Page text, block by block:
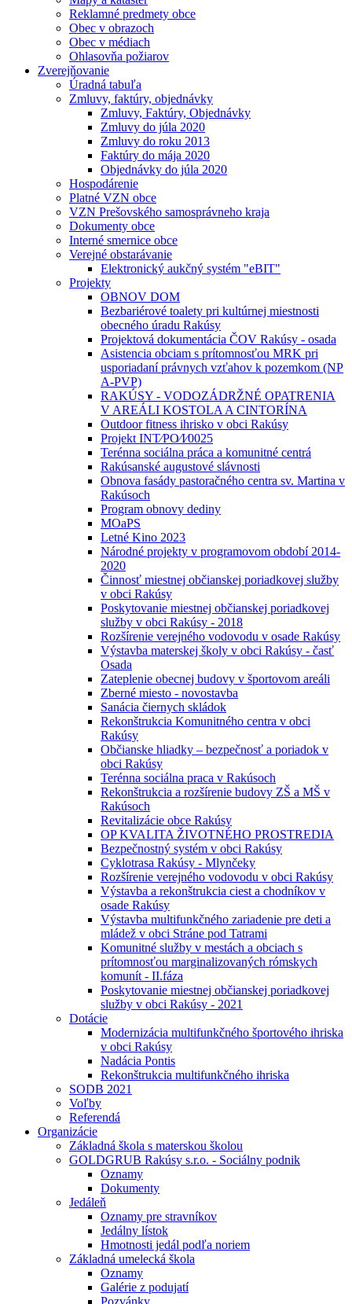
Reklamné predmety obce
Obec v obrazoch
Obec v médiach
Ohlasovňa požiarov
Zverejňovanie
Úradná tabuľa
Zmluvy, faktúry, objednávky
Zmluvy, Faktúry, Objednávky
Zmluvy do júla 2020
Zmluvy do roku 2013
Faktúry do mája 2020
Objednávky do júla 2020
Hospodárenie
Platné VZN obce
VZN Prešovského samosprávneho kraja
Dokumenty obce
Interné smernice obce
Verejné obstarávanie
Elektronický aukčný systém "eBIT"
Projekty
OBNOV DOM
Bezbariérové toalety pri kultúrnej miestnosti
obecného úradu Rakúsy
Projektová dokumentácia ČOV Rakúsy - osada
Asistencia obciam s prítomnosťou MRK pri
usporiadaní právnych vzťahov k pozemkom (NP
A-PVP)
RAKÚSY - VODOZÁDRŽNÉ OPATRENIA
V AREÁLI KOSTOLA A CINTORÍNA
Outdoor fitness ihrisko v obci Rakúsy
Projekt INT⁄PO⁄I⁄0025
Terénna sociálna práca a komunitné centrá
Rakúsanské augustové slávnosti
Obnova fasády pastoračného centra sv. Martina v
Rakúsoch
Program obnovy dediny
MOaPS
Letné Kino 2023
Národné projekty v programovom období 2014-
2020
Činnosť miestnej občianskej poriadkovej služby
v obci Rakúsy
Poskytovanie miestnej občianskej poriadkovej
služby v obci Rakúsy - 2018
Rozšírenie verejného vodovodu v osade Rakúsy
Výstavba materskej školy v obci Rakúsy - časť
Osada
Zateplenie obecnej budovy v športovom areáli
Zberné miesto - novostavba
Sanácia čiernych skládok
Rekonštrukcia Komunitného centra v obci
Rakúsy
Občianske hliadky – bezpečnosť a poriadok v
obci Rakúsy
Terénna sociálna praca v Rakúsoch
Rekonštrukcia a rozšírenie budovy ZŠ a MŠ v
Rakúsoch
Revitalizácie obce Rakúsy
OP KVALITA ŽIVOTNÉHO PROSTREDIA
Bezpečnostný systém v obci Rakúsy
Cyklotrasa Rakúsy - Mlynčeky
Rozšírenie verejného vodovodu v obci Rakúsy
Výstavba a rekonštrukcia ciest a chodníkov v
osade Rakúsy
Výstavba multifunkčného zariadenie pre deti a
mládež v obci Stráne pod Tatrami
Komunitné služby v mestách a obciach s
prítomnosťou marginalizovaných rómskych
komunít - II.fáza
Poskytovanie miestnej občianskej poriadkovej
služby v obci Rakúsy - 2021
Dotácie
Modernizácia multifunkčného športového ihriska
v obci Rakúsy
Nadácia Pontis
Rekonštrukcia multifunkčného ihriska
SODB 2021
Voľby
Referendá
Organizácie
Základná škola s materskou školou
GOLDGRUB Rakúsy s.r.o. - Sociálny podnik
Oznamy
Dokumenty
Jedáleň
Oznamy pre stravníkov
Jedálny lístok
Hmotnosti jedál podľa noriem
Základná umelecká škola
Oznamy
Galérie z podujatí
Pozvánky